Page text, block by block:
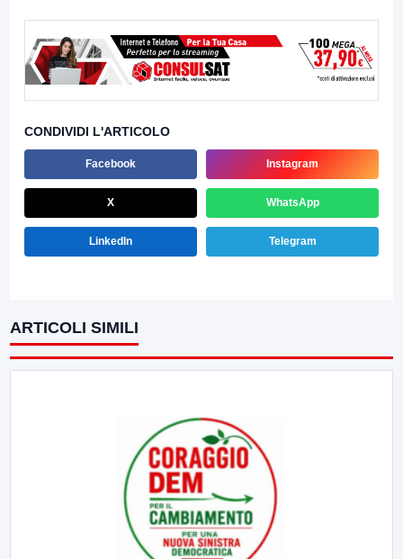
CONDIVIDI L'ARTICOLO
Facebook Instagram
X WhatsApp
LinkedIn Telegram
ARTICOLI SIMILI